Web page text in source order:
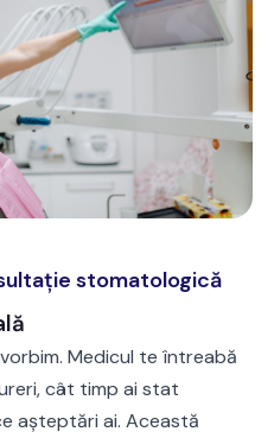
stomatologică
Medicul te întreabă
cât timp ai stat
așteptări ai. Această